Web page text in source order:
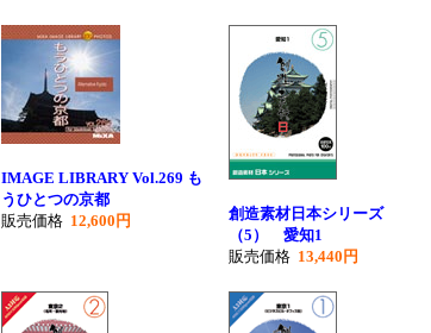
IMAGE LIBRARY Vol.269 も
うひとつの京都
販売価格 12,600円
創造素材日本シリーズ
（5） 愛知1
販売価格 13,440円